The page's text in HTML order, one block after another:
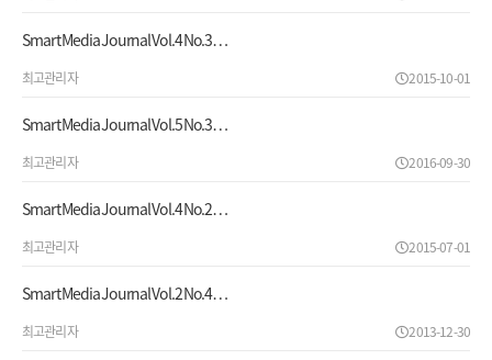
Smart Media Journal Vol.4 No.3…
최고관리자 2015-10-01
Smart Media Journal Vol.5 No.3…
최고관리자 2016-09-30
Smart Media Journal Vol.4 No.2…
최고관리자 2015-07-01
Smart Media Journal Vol.2 No.4…
최고관리자 2013-12-30